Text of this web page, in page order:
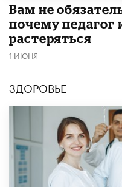
​Вам не
почему педагог
растеряться
1 ИЮНЯ
ЗДОРОВЬЕ